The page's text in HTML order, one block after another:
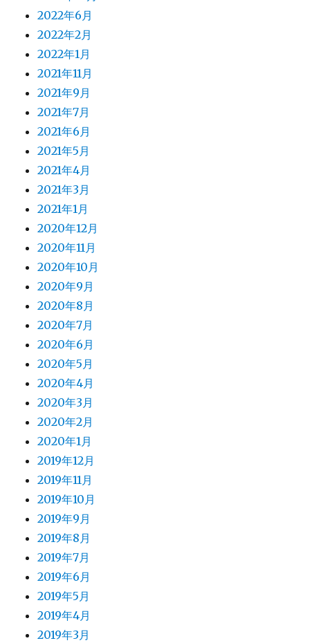
2022年6月
2022年2月
2022年1月
2021年11月
2021年9月
2021年7月
2021年6月
2021年5月
2021年4月
2021年3月
2021年1月
2020年12月
2020年11月
2020年10月
2020年9月
2020年8月
2020年7月
2020年6月
2020年5月
2020年4月
2020年3月
2020年2月
2020年1月
2019年12月
2019年11月
2019年10月
2019年9月
2019年8月
2019年7月
2019年6月
2019年5月
2019年4月
2019年3月